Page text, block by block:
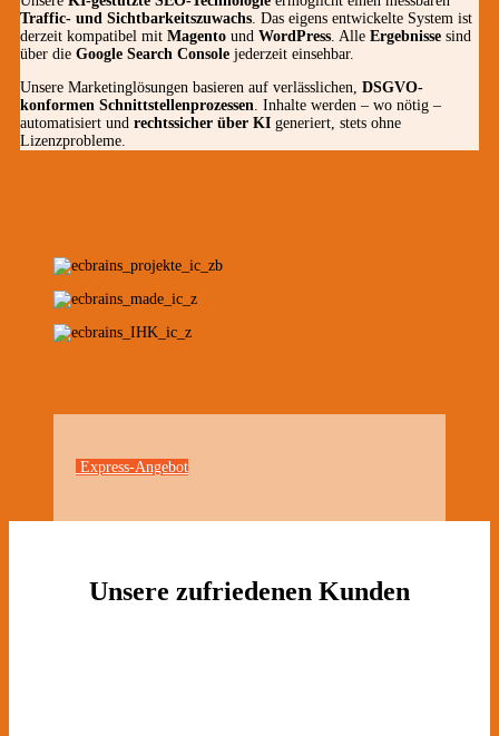
Traffic- und Sichtbarkeitszuwachs. Das eigens entwickelte System ist
derzeit kompatibel mit Magento und WordPress. Alle Ergebnisse sind
über die Google Search Console jederzeit einsehbar.
Unsere Marketinglösungen basieren auf verlässlichen, DSGVO-
konformen Schnittstellenprozessen. Inhalte werden – wo nötig –
automatisiert und rechtssicher über KI generiert, stets ohne
Lizenzprobleme.
Express-Angebot
Unsere zufriedenen Kunden